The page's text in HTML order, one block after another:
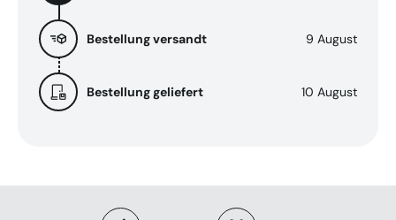
Bestellung versandt 9 August
Bestellung geliefert 10 August